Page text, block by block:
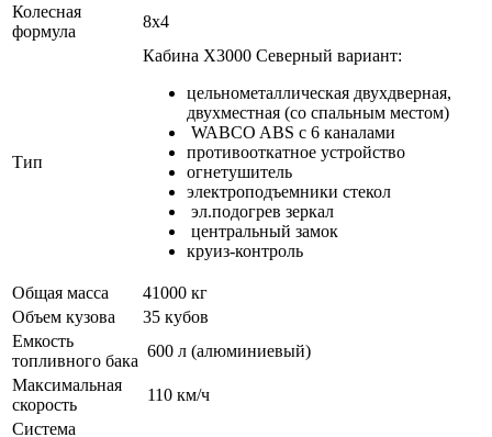
Колесная
формула
8х4
Тип
Кабина X3000 Северный вариант:
цельнометаллическая двухдверная,
двухместная (со спальным местом)
WABCO ABS c 6 каналами
противооткатное устройство
огнетушитель
электроподъемники стекол
эл.подогрев зеркал
центральный замок
круиз-контроль
Общая масса
41000 кг
Объем кузова
35 кубов
Емкость
топливного бака
600 л (алюминиевый)
Максимальная
скорость
110 км/ч
Система